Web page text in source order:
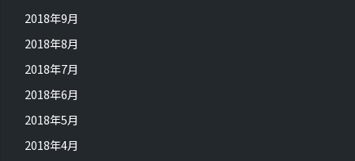
2018年9月
2018年8月
2018年7月
2018年6月
2018年5月
2018年4月